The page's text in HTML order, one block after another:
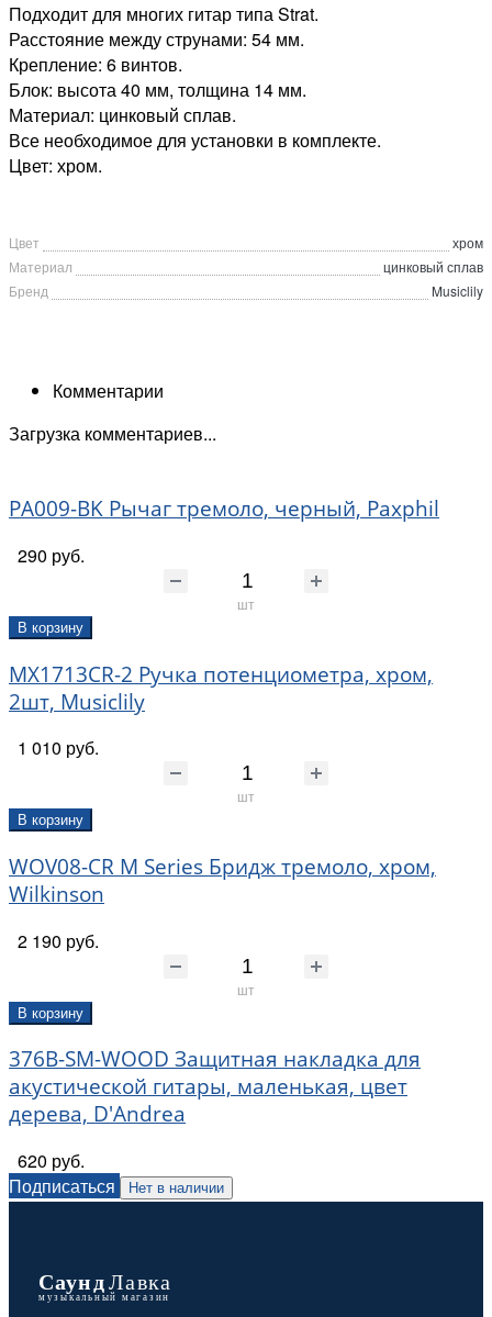
Подходит для многих гитар типа Strat.
Расстояние между струнами: 54 мм.
Крепление: 6 винтов.
Блок: высота 40 мм, толщина 14 мм.
Материал: цинковый сплав.
Все необходимое для установки в комплекте.
Цвет: хром.
Цвет
хром
Материал
цинковый сплав
Бренд
Musiclily
Комментарии
Загрузка комментариев...
PA009-BK Рычаг тремоло, черный, Paxphil
290 руб.
шт
В корзину
MX1713CR-2 Ручка потенциометра, хром,
2шт, Musiclily
1 010 руб.
шт
В корзину
WOV08-CR M Series Бридж тремоло, хром,
Wilkinson
2 190 руб.
шт
В корзину
376B-SM-WOOD Защитная накладка для
акустической гитары, маленькая, цвет
дерева, D'Andrea
620 руб.
Подписаться
Нет в наличии